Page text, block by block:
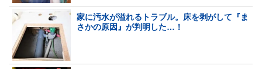
家に汚水が溢れるトラブル。床を剥がして『ま
さかの原因』が判明した…！